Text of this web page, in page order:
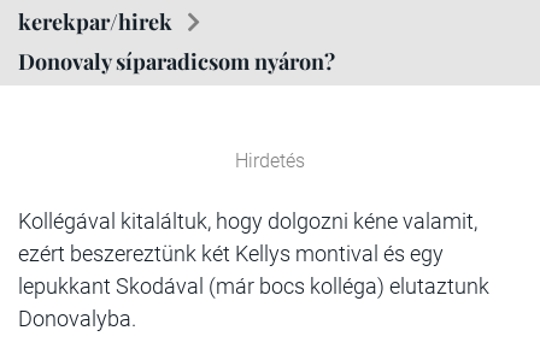
kerekpar/hirek
Donovaly síparadicsom nyáron?
Hirdetés
Kollégával kitaláltuk, hogy dolgozni kéne valamit,
ezért beszereztünk két Kellys montival és egy
lepukkant Skodával (már bocs kolléga) elutaztunk
Donovalyba.